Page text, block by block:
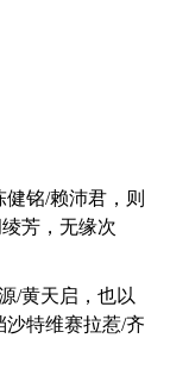
铭/赖沛君，则
芳，无缘次
/黄天启，也以
沙特维赛拉惹/齐